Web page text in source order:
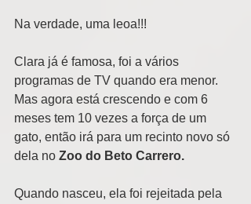
Na verdade, uma leoa!!!
Clara já é famosa, foi a vários
programas de TV quando era menor.
Mas agora está crescendo e com 6
meses tem 10 vezes a força de um
gato, então irá para um recinto novo só
dela no Zoo do Beto Carrero.
Quando nasceu, ela foi rejeitada pela